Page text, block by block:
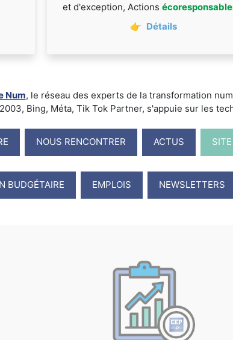
et d'exception, Actions
👉 Détails
Num, le réseau des experts de la transformation
Bing, Méta, Tik Tok Partner, s'appuie sur les
NOUS RENCONTRER ACTUS
BUDGÉTAIRE EMPLOIS NEWSLETTERS